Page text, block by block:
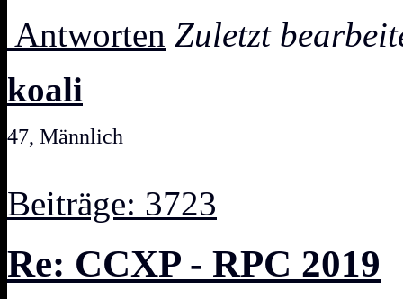
Antworten Zuletzt
koali
47, Männlich
Beiträge: 3723
Re: CCXP - RPC 2019